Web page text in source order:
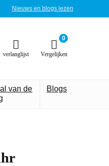
Nieuws en blogs lezen
verlanglijst
0
Vergelijken
van de
Blogs